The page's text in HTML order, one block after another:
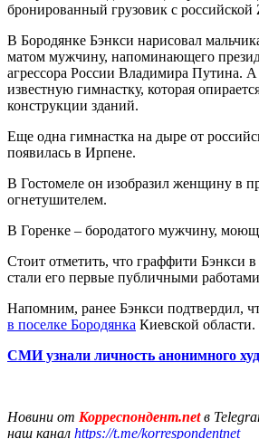
бронированный грузовик с
В Бородянке Бэнкси нарисовал
матом мужчину, напоминающего
агрессора России Владимира Путина.
известную гимнастку, которая
конструкции зданий.
Еще одна гимнастка на дыре от
появилась в Ирпене.
В Гостомеле он изобразил женщину в
огнетушителем.
В Горенке – бородатого мужчину,
Стоит отметить, что граффити Бэнкси
стали его первые публичными
Напомним, ранее Бэнкси подтвердил,
в поселке Бородянка Киевской области.
СМИ узнали личность анонимного
Новини от Корреспондент.netв
наш канал https://t.me/korrespondentnet